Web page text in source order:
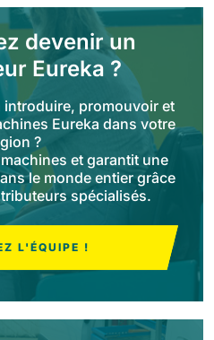
3195 m²/h
3645 m²/h
3900 m²/h
12600 m²/h
18840 m²/h
29400 m²/h
devenir un
Eureka ?
introduire, promouvoir et
Eureka dans votre
?
et garantit une
le monde entier grâce
spécialisés.
L'ÉQUIPE !